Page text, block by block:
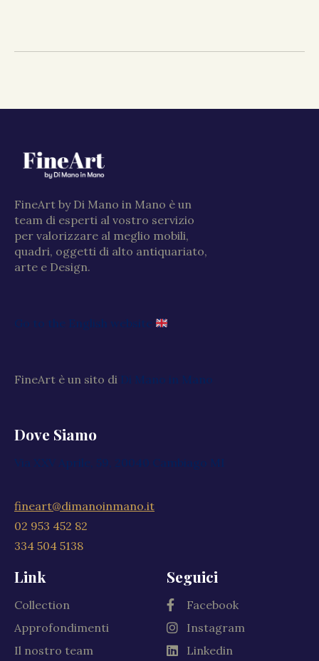
FineArt by Di Mano in Mano è un
team di esperti al vostro servizio
per valorizzare al meglio mobili,
quadri, oggetti di alto antiquariato,
arte e Design.
Go to the English website
FineArt è un sito di Di Mano in Mano
Dove Siamo
Via XXV Aprile, 59, 20040 Cambiago MI
fineart@dimanoinmano.it
02 953 452 82
334 504 5138
Link
Collection
Approfondimenti
Il nostro team
Seguici
Facebook
Instagram
Linkedin